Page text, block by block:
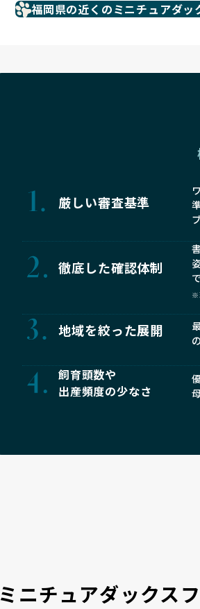
福岡県の近くのミニチュアダ
厳しい審査基準
徹底した確認体制
※
地域を絞った展開
飼育頭数や
出産頻度の少なさ
ニチュアダックス